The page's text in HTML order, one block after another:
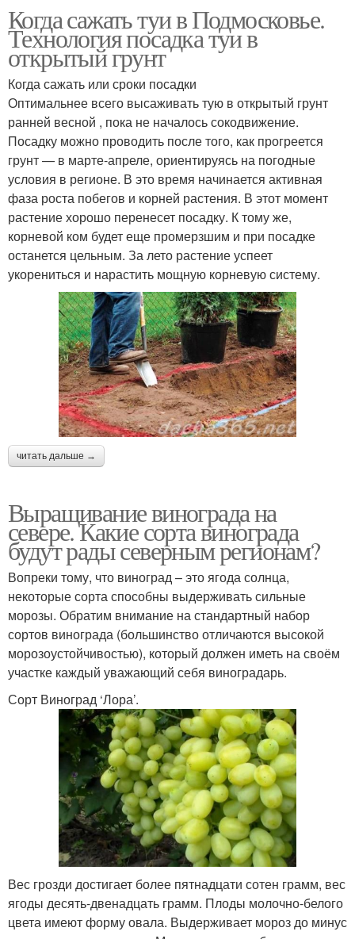
Когда сажать туи в Подмосковье.
Технология посадка туи в
открытый грунт
Когда сажать или сроки посадки
Оптимальнее всего высаживать тую в открытый грунт
ранней весной , пока не началось сокодвижение.
Посадку можно проводить после того, как прогреется
грунт — в марте-апреле, ориентируясь на погодные
условия в регионе. В это время начинается активная
фаза роста побегов и корней растения. В этот момент
растение хорошо перенесет посадку. К тому же,
корневой ком будет еще промерзшим и при посадке
останется цельным. За лето растение успеет
укорениться и нарастить мощную корневую систему.
читать дальше →
Выращивание винограда на
севере. Какие сорта винограда
будут рады северным регионам?
Вопреки тому, что виноград – это ягода солнца,
некоторые сорта способны выдерживать сильные
морозы. Обратим внимание на стандартный набор
сортов винограда (большинство отличаются высокой
морозоустойчивостью), который должен иметь на своём
участке каждый уважающий себя виноградарь.
Сорт Виноград ‘Лора’.
Вес грозди достигает более пятнадцати сотен грамм, вес
ягоды десять-двенадцать грамм. Плоды молочно-белого
цвета имеют форму овала. Выдерживает мороз до минус